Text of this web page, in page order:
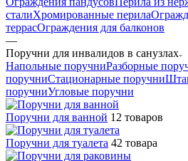
сталиХромированные перила
террасОграждения для балконов
—
Поручни для инвалидов в санузлах
Напольные поручниРазборные
поручниСтационарные поручни
поручниУгловые поручни
Поручни для ванной 12 товаров
Поручни для туалета 42 товара